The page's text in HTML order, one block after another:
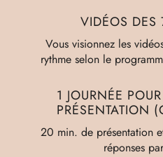
VIDÉOS DES
Vous visionnez les
rythme selon le
1 JOURNÉE
PRÉSENTATION
20 min. de présentation
réponses